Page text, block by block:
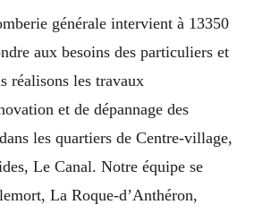
générale intervient à 13350
aux besoins des particuliers et
réalisons les travaux
et de dépannage des
les quartiers de Centre-village,
Le Canal. Notre équipe se
La Roque-d’Anthéron,